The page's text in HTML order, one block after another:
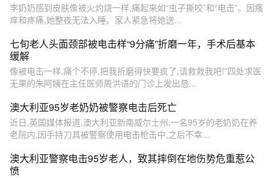
李奶奶感到皮肤像被火灼烧一样,痛起来如“虫子撕咬”和“电击”。因瘙
痒和疼痛,她整夜无法入睡。家人紧急将她送...
七旬老人头面颈部被电击样“9分痛”折磨一年，手术后基本
缓解
像被电击一样,痛个不停,把我折磨得快要疯了,请救救我吧!”四处求医
无果的朱阿姨在主任医师周洪语的门诊上发出恳...
澳大利亚95岁老奶奶被警察电击后死亡
近日,英国媒体报道,澳大利亚新南威尔士州,一名95岁的老奶奶在养
老院内,因手持刀具被警察使用电击枪击中,之后不幸...
澳大利亚警察电击95岁老人，致其摔倒在地伤势危重惹公
愤